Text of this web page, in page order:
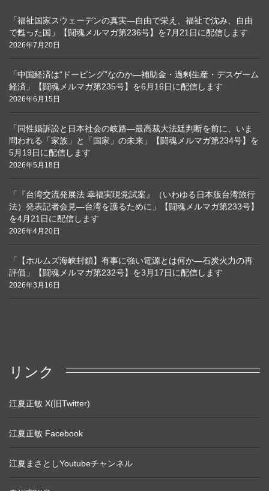
「福祉国家スウェーデンの真実―自由で栄え、福祉で沈み、自由
で甦った国」【闘魂メルマガ第236号】を7月21日に配信します
2026年7月20日
「中国経済は“ドーピング”なのか―補助金・過剰生産・デスゲーム
経済」【闘魂メルマガ第235号】を6月16日に配信します
2026年6月15日
「同性婚訴訟と日本社会の岐路―最高裁大法廷判断を前に、いま
問われる「家族」と「国家」の未来」【闘魂メルマガ第234号】を
5月19日に配信します
2026年5月18日
「『台湾交流発展法 幸福実現党試案』（いわゆる日本版台湾旅行
法）発表記者会見―台湾を護るために」【闘魂メルマガ第233号】
を4月21日に配信します
2026年4月20日
「【ホルムズ海峡封鎖】有事に強い電源とは何か―石炭火力の再
評価」【闘魂メルマガ第232号】を3月17日に配信します
2026年3月16日
リンク
江夏正敏 X(旧Twitter)
江夏正敏 Facebook
江夏まさとしYoutubeチャンネル